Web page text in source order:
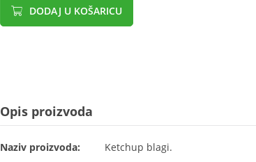
DODAJ U KOŠARICU
Opis proizvoda
Naziv proizvoda:
Ketchup blagi.